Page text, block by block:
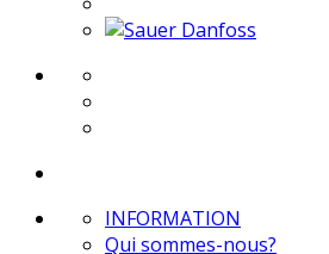
INFORMATION
Qui sommes-nous?